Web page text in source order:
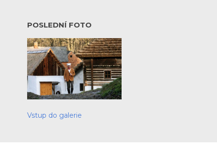
POSLEDNÍ FOTO
Vstup do galerie